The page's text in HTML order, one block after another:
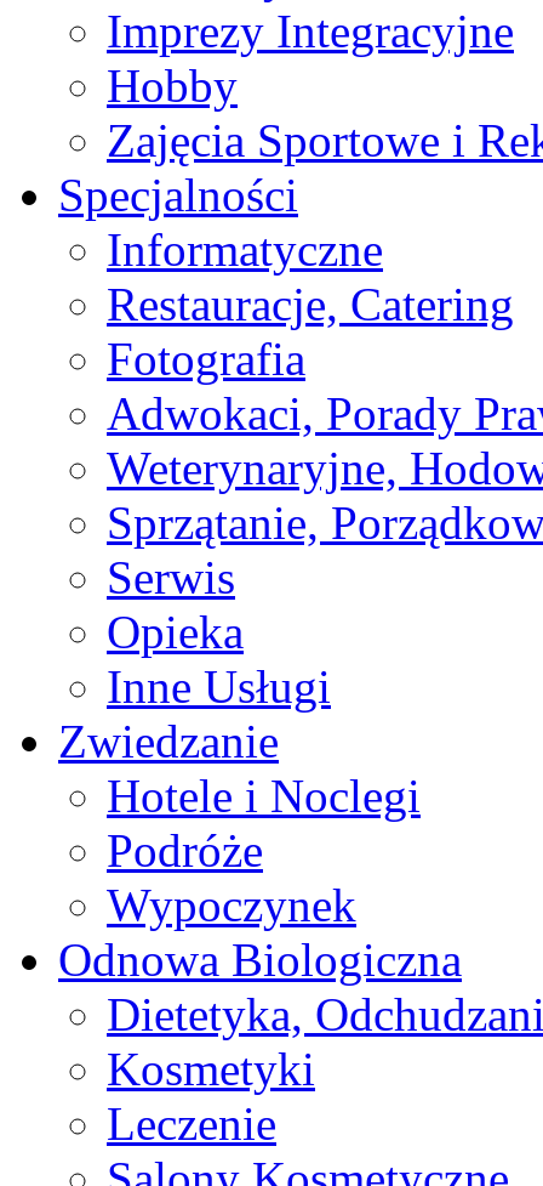
Imprezy Integracyjne
Hobby
Zajęcia Sportowe i
Specjalności
Informatyczne
Restauracje, Catering
Fotografia
Adwokaci, Porady
Weterynaryjne,
Sprzątanie,
Serwis
Opieka
Inne Usługi
Zwiedzanie
Hotele i Noclegi
Podróże
Wypoczynek
Odnowa Biologiczna
Dietetyka,
Kosmetyki
Leczenie